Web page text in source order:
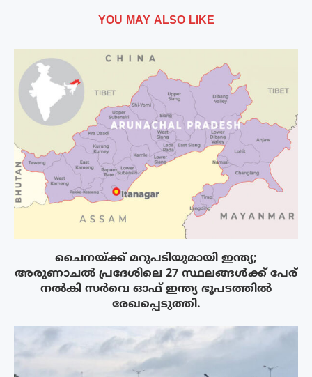
YOU MAY ALSO LIKE
ചൈനയ്ക്ക് മറുപടിയുമായി ഇന്ത്യ;
അരുണാചൽ പ്രദേശിലെ 27 സ്ഥലങ്ങൾക്ക് പേര്
നൽകി സർവെ ഓഫ് ഇന്ത്യ ഭൂപടത്തിൽ
രേഖപ്പെടുത്തി.